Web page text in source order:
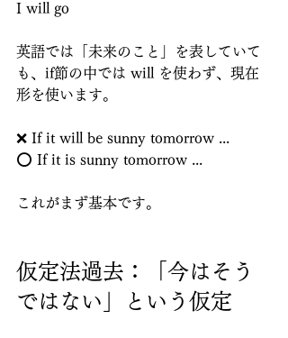
I will go
英語では「未来のこと」を表していて
も、if節の中では will を使わず、現在
形を使います。
❌ If it will be sunny tomorrow ...
⭕ If it is sunny tomorrow ...
これがまず基本です。
仮定法過去：「今はそう
ではない」という仮定